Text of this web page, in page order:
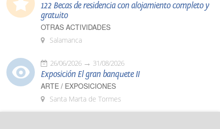
122 Becas de residencia con alojamiento completo y
gratuito
OTRAS ACTIVIDADES
Salamanca
26/06/2026 31/08/2026
Exposición El gran banquete II
ARTE / EXPOSICIONES
Santa Marta de Tormes